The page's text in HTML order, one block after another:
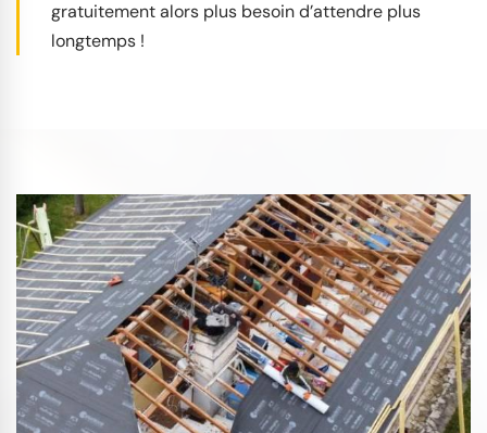
gratuitement alors plus besoin d’attendre plus
longtemps !